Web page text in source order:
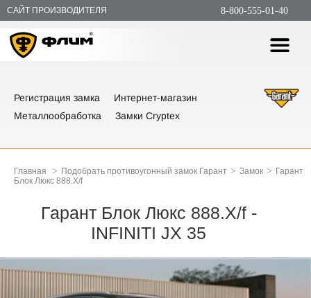
САЙТ ПРОИЗВОДИТЕЛЯ 8-800-555-01-40
Регистрация замка
Интернет-магазин
Металлообработка
Замки Cryptex
Главная > Подобрать противоугонный замок Гарант > Замок > Гарант
Блок Люкс 888.X/f
Гарант Блок Люкс 888.X/f -
INFINITI JX 35